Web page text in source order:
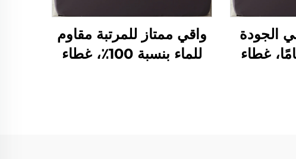
الجودة
غطاء
واقي ممتاز للمرتبة مقاوم
للماء بنسبة 100٪، غطاء